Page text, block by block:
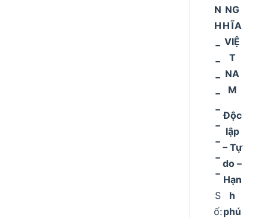
N
H
S
ố:
NG
HĨA
VIỆ
T
NA
M
Độc
lập
– Tự
do –
Hạn
h
phú